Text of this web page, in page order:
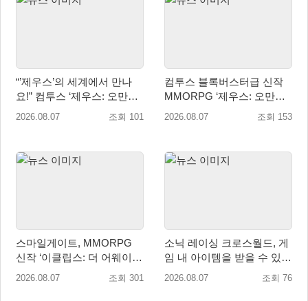
“’제우스’의 세계에서 만나
요!” 컴투스 ‘제우스: 오만의
신’ 쇼케이스 찾은 배우 박지
2026.08.07 조회 101
컴투스 블록버스터급 신작
MMORPG ‘제우스: 오만의
신’, 8월 26일 출시!
2026.08.07 조회 153
스마일게이트, MMORPG
신작 ‘이클립스: 더 어웨이크
닝’ 9월 10일 론칭!
2026.08.07 조회 301
소닉 레이싱 크로스월드, 게
임 내 아이템을 받을 수 있는
‘레전드 대회 라운드 7’ 개최!
2026.08.07 조회 76